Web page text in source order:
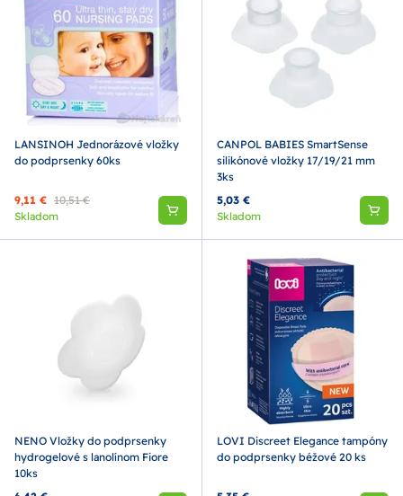
LANSINOH Jednorázové vložky
do podprsenky 60ks
9,11 € 10,51 €
Skladom
CANPOL BABIES SmartSense
silikónové vložky 17/19/21 mm
3ks
5,03 €
Skladom
NENO Vložky do podprsenky
hydrogelové s lanolínom Fiore
10ks
LOVI Discreet Elegance tampóny
do podprsenky béžové 20 ks